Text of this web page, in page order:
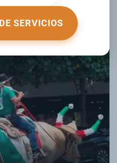
SERVICIOS
EL 21 JUNIO 2026
.